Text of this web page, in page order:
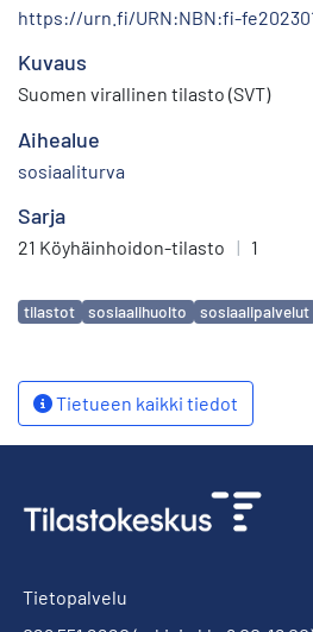
https://urn.fi/URN:NBN:fi-
Kuvaus
Suomen virallinen tilasto (SVT)
Aihealue
sosiaaliturva
Sarja
21 Köyhäinhoidon-tilasto | 1
Avainsanat
tilastot sosiaalihuolto sosiaalipalvelut
Tietueen kaikki tiedot
Tietopalvelu